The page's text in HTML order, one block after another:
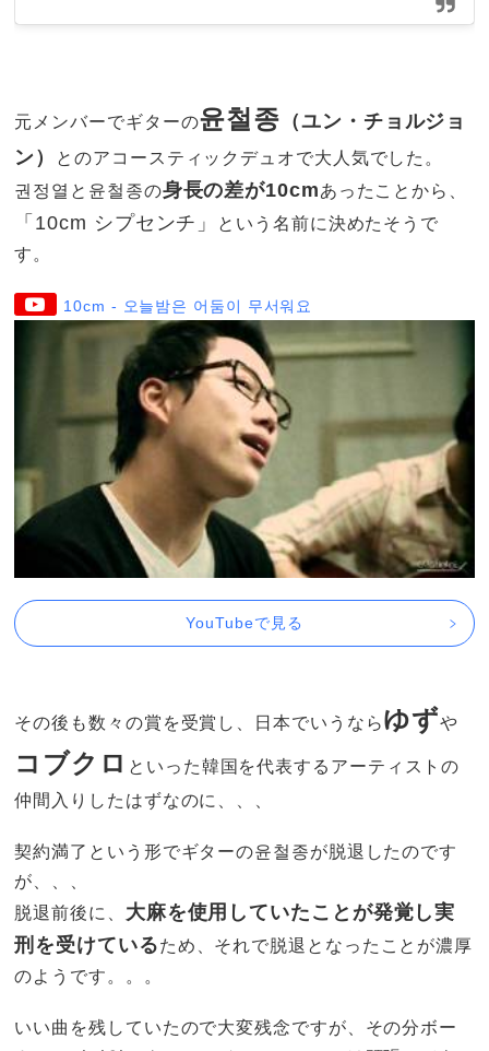
元メンバーでギターの윤철종 （ユン・チョルジョ
ン）
とのアコースティックデュオで大人気でした。
권정열と윤철종の身長の差が10cmあったことから、
「10cm シプセンチ」
という名前に決めたそうで
す。
10cm - 오늘밤은 어둠이 무서워요
YouTubeで見る
その後も数々の賞を受賞し、日本でいうならゆずや
コブクロ といった韓国を代表するアーティストの
仲間入りしたはずなのに、、、
契約満了という形でギターの윤철종が脱退したのです
が、、、
脱退前後に、 大麻を使用していたことが発覚し実
刑を受けているため、それで脱退となったことが濃厚
のようです。。。
いい曲を残していたので大変残念ですが、その分ボー